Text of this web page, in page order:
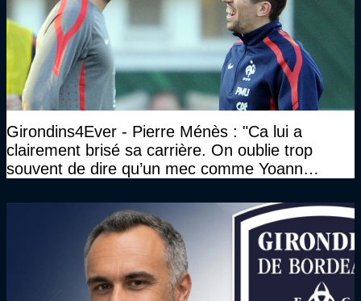
Girondins4Ever - Pierre Ménès : "Ca lui a
clairement brisé sa carrière. On oublie trop
souvent de dire qu’un mec comme Yoann